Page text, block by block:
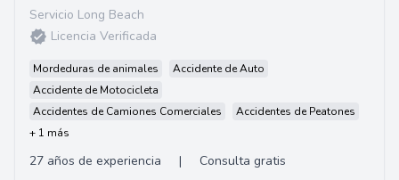
Servicio Long Beach
Licencia Verificada
Mordeduras de animales
Accidente de Auto
Accidente de Motocicleta
Accidentes de Camiones Comerciales
Accidentes de Peatones
+ 1 más
27 años de experiencia |
Consulta gratis